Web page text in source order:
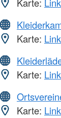
Karte:
Karte:
Karte:
Karte: